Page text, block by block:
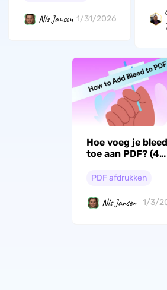
Nls Jansen 1/31/2026
Hoe voeg je bleed
toe aan PDF? (4
manieren)
PDF afdrukken
Nls Jansen 1/3/